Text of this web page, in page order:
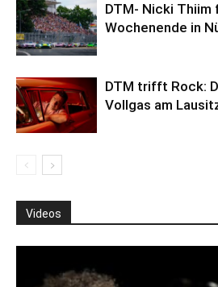
DTM- Nicki
Wochenende in
DTM trifft Rock:
Vollgas am
Videos